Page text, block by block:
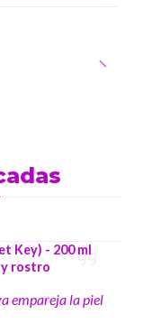
Key) - 200 ml
y rostro
empareja la piel